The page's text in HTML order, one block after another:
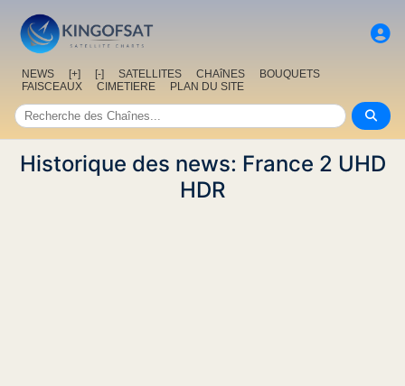
NEWS [+] [-] SATELLITES CHAîNES
BOUQUETS
FAISCEAUX
CIMETIERE PLAN DU SITE
Historique des news: France 2 UHD
HDR